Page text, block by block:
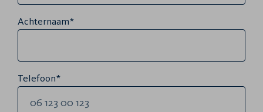
Achternaam*
Telefoon*